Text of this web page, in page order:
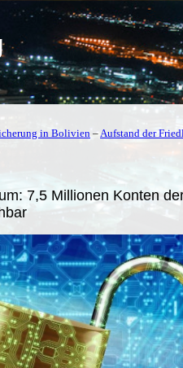
in Bolivien – Aufstand der
7,5 Millionen Konten